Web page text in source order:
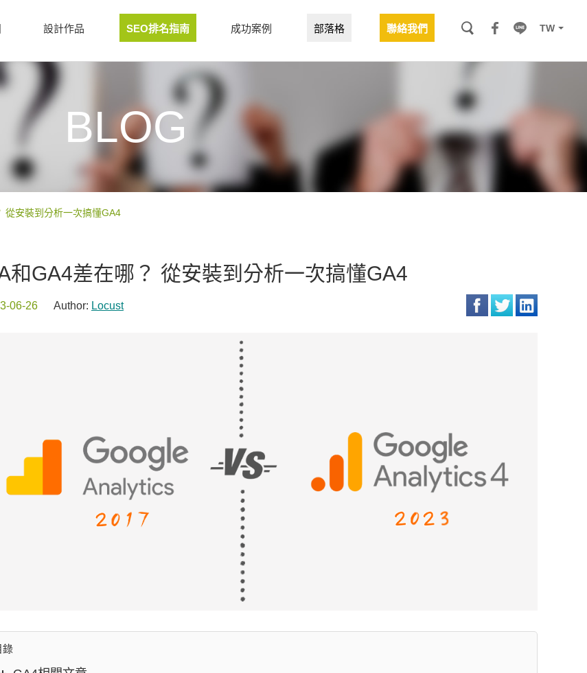
TW
設計作品 SEO排名指南 成功案例 部落格 聯絡我們
BLOG
從安裝到分析一次搞懂GA4
和GA4差在哪？ 從安裝到分析一次搞懂GA4
06-26 Author: Locust
錄